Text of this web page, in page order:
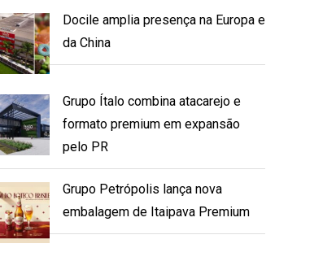
Docile amplia presença na Europa e
da China
Grupo Ítalo combina atacarejo e
formato premium em expansão
pelo PR
Grupo Petrópolis lança nova
embalagem de Itaipava Premium